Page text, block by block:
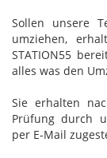
Sollen unsere
umziehen,
STATION55
alles was den
Sie erhalten
Prüfung durch
per E-Mail